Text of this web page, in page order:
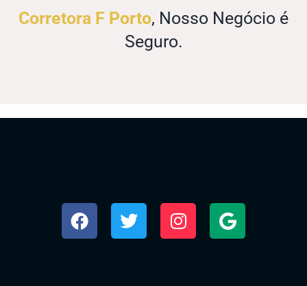
Corretora F Porto, Nosso Negócio é
Seguro.